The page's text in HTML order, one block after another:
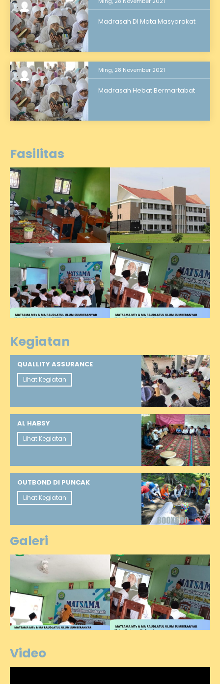
Madrasah DI Mata Masyarakat
Ming, 28 November 2021
Madrasah Hebat Bermartabat
Fasilitas
Kegiatan
QUALLITY ASSURANCE
Lihat Kegiatan
AL HABSY
Lihat Kegiatan
OUTBOND DI PUNCAK
Lihat Kegiatan
Galeri
Video